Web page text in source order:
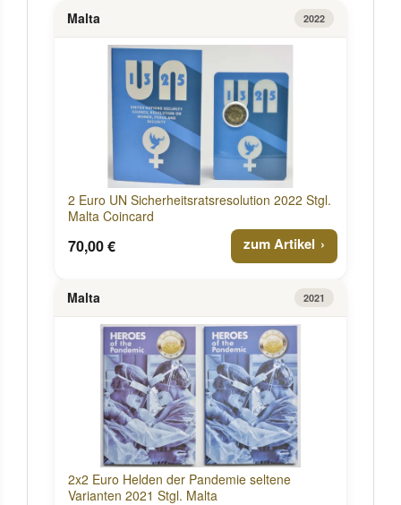
Malta 2022
2 Euro UN Sicherheitsratsresolution 2022 Stgl.
Malta Coincard
70,00 € zum Artikel
Malta 2021
2x2 Euro Helden der Pandemie seltene
Varianten 2021 Stgl. Malta